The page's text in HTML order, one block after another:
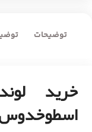
توضیحات
خرید